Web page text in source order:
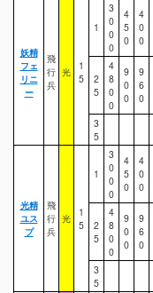
妖精
フェ
リニ
ー
飛
行
兵
光
1
5
1
3
0
0
0
4
5
0
4
0
0
2
5
4
8
0
0
9
0
0
9
6
0
3
5
光精
ユス
プ
飛
行
兵
光
1
5
1
3
0
0
0
4
5
0
4
0
0
2
5
4
8
0
0
9
0
0
9
6
0
3
5